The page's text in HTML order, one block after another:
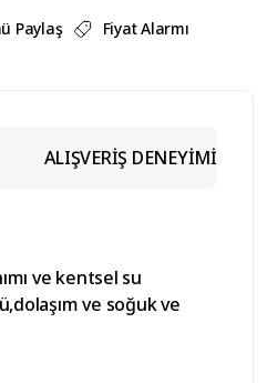
Paylaş Fiyat Alarmı
ALIŞVERİŞ DENEYİMİ
ve kentsel su
ve soğuk ve